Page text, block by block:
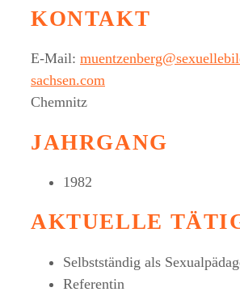
KONTAKT
E-Mail:
sachsen.com
Chemnitz
JAHRGANG
1982
AKTUELLE
Selbstständig als
Referentin